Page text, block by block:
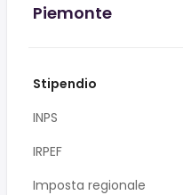
Piemonte
Stipendio
INPS
IRPEF
Imposta regionale